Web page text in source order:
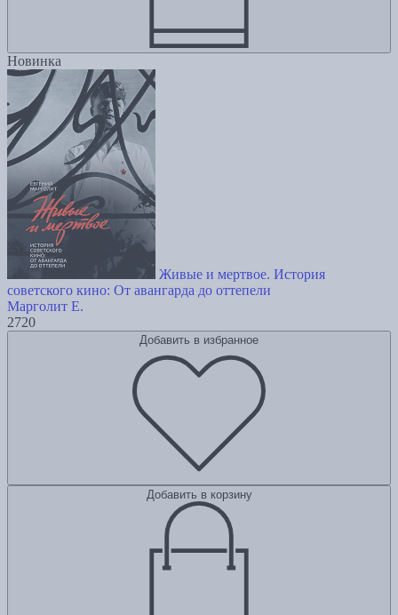
Новинка
Живые и мертвое. История
советского кино: От авангарда до оттепели
Марголит Е.
2720
Добавить в избранное
Добавить в корзину